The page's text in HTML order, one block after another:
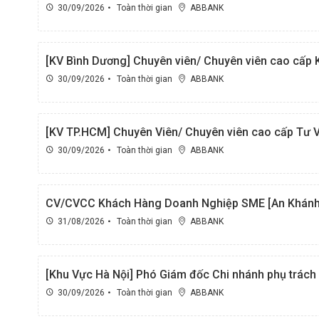
30/09/2026 Toàn thời gian ABBANK
[KV Bình Dương] Chuyên viên/ Chuyên viên cao cấp
30/09/2026 Toàn thời gian ABBANK
[KV TP.HCM] Chuyên Viên/ Chuyên viên cao cấp Tư
30/09/2026 Toàn thời gian ABBANK
CV/CVCC Khách Hàng Doanh Nghiệp SME [An
31/08/2026 Toàn thời gian ABBANK
[Khu Vực Hà Nội] Phó Giám đốc Chi nhánh phụ
30/09/2026 Toàn thời gian ABBANK